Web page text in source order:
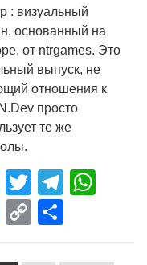
: визуальный
основанный на
от ntrgames. Это
выпуск, не
отношения к
просто
те же
Facebook
Twitter
VK Copy